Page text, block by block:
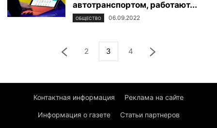
автотранспортом, работают...
ОБЩЕСТВО 06.09.2022
2 3 4
Контактная информация Реклама на сайте
Информация о газете Статьи партнеров